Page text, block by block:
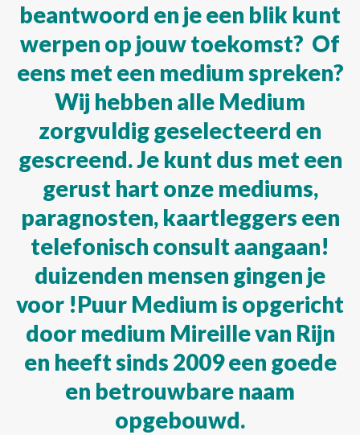
beantwoord en je een blik kunt
werpen op jouw toekomst? Of
eens met een medium spreken?
Wij hebben alle Medium
zorgvuldig geselecteerd en
gescreend. Je kunt dus met een
gerust hart onze mediums,
paragnosten, kaartleggers een
telefonisch consult aangaan!
duizenden mensen gingen je
voor !Puur Medium is opgericht
door medium Mireille van Rijn
en heeft sinds 2009 een goede
en betrouwbare naam
opgebouwd.